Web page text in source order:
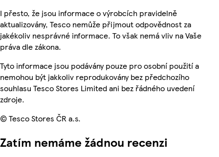
I přesto, že jsou informace o výrobcích pravidelně
aktualizovány, Tesco nemůže přijmout odpovědnost za
jakékoliv nesprávné informace. To však nemá vliv na Vaše
práva dle zákona.
Tyto informace jsou podávány pouze pro osobní použití a
nemohou být jakkoliv reprodukovány bez předchozího
souhlasu Tesco Stores Limited ani bez řádného uvedení
zdroje.
© Tesco Stores ČR a.s.
Zatím nemáme žádnou recenzi